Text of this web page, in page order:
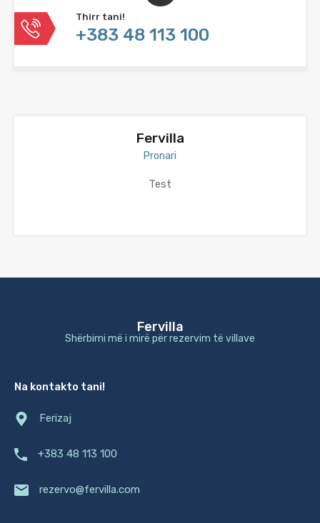
Thirr tani!
+383 48 113 100
Fervilla
Pronari
Test
Fervilla
Shërbimi më i mirë për rezervim të villave
Na kontakto tani!
Ferizaj
+383 48 113 100
rezervo@fervilla.com